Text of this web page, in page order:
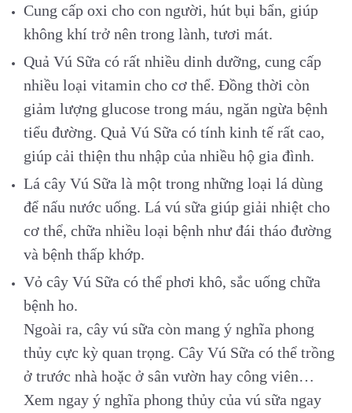
Cung cấp oxi cho con người, hút bụi bẩn, giúp
không khí trở nên trong lành, tươi mát.
Quả Vú Sữa có rất nhiều dinh dưỡng, cung cấp
nhiều loại vitamin cho cơ thể. Đồng thời còn
giảm lượng glucose trong máu, ngăn ngừa bệnh
tiểu đường. Quả Vú Sữa có tính kinh tế rất cao,
giúp cải thiện thu nhập của nhiều hộ gia đình.
Lá cây Vú Sữa là một trong những loại lá dùng
để nấu nước uống. Lá vú sữa giúp giải nhiệt cho
cơ thể, chữa nhiều loại bệnh như đái tháo đường
và bệnh thấp khớp.
Vỏ cây Vú Sữa có thể phơi khô, sắc uống chữa
bệnh ho.
Ngoài ra, cây vú sữa còn mang ý nghĩa phong
thủy cực kỳ quan trọng. Cây Vú Sữa có thể trồng
ở trước nhà hoặc ở sân vườn hay công viên…
Xem ngay ý nghĩa phong thủy của vú sữa ngay